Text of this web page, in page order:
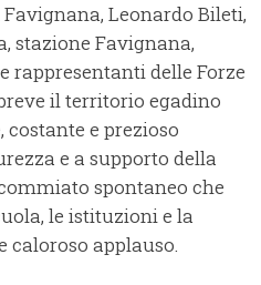
Leonardo Bileti,
stazione Favignana,
rappresentanti delle Forze
il territorio egadino
e prezioso
e a supporto della
spontaneo che
le istituzioni e la
caloroso applauso.